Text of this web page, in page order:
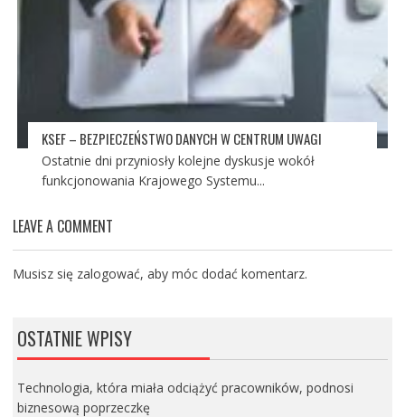
KSEF – BEZPIECZEŃSTWO DANYCH W CENTRUM UWAGI
Ostatnie dni przyniosły kolejne dyskusje wokół
funkcjonowania Krajowego Systemu...
LEAVE A COMMENT
Musisz się zalogować, aby móc dodać komentarz.
OSTATNIE WPISY
Technologia, która miała odciążyć pracowników, podnosi
biznesową poprzeczkę